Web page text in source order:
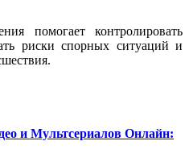
помогает контролировать
риски спорных ситуаций и
и Мультсериалов Онлайн: